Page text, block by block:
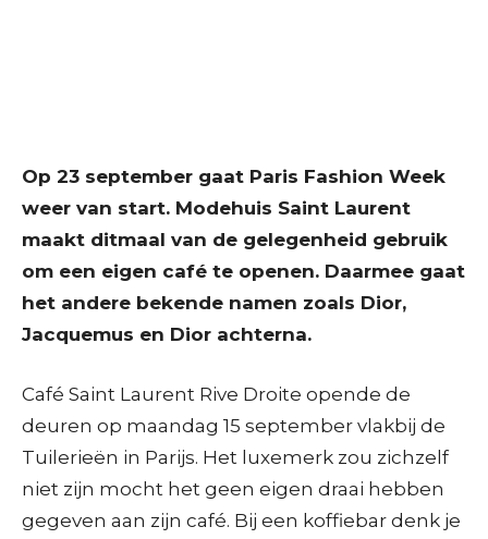
Op 23 september gaat Paris Fashion Week
weer van start. Modehuis Saint Laurent
maakt ditmaal van de gelegenheid gebruik
om een eigen café te openen. Daarmee gaat
het andere bekende namen zoals Dior,
Jacquemus en Dior achterna.
Café Saint Laurent Rive Droite opende de
deuren op maandag 15 september vlakbij de
Tuilerieën in Parijs. Het luxemerk zou zichzelf
niet zijn mocht het geen eigen draai hebben
gegeven aan zijn café. Bij een koffiebar denk je